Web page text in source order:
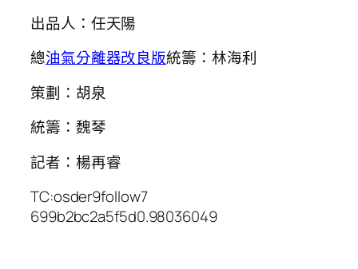
出品人：任天陽
總油氣分離器改良版統籌：林海利
策劃：胡泉
統籌：魏琴
記者：楊再睿
TC:osder9follow7
699b2bc2a5f5d0.98036049